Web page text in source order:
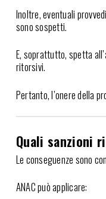
Inoltre, eventuali
sono sospetti.
E, soprattutto, spetta
ritorsivi.
Pertanto, l’onere della
Quali sanzioni
Le conseguenze sono
ANAC può applicare: